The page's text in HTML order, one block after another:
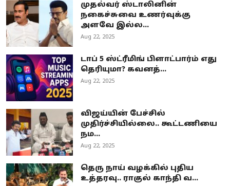
முதல்வர் ஸ்டாலினின்
நகைச்சுவை உணர்வுக்கு
அளவே இல்ல...
Aug 22, 2025
டாப் 5 ஸ்ட்ரீமிங் பிளாட்பார்ம் எது
தெரியுமா? கவனத்...
Aug 22, 2025
விஜய்யின் பேச்சில்
முதிர்ச்சியில்லை.. கூட்டணியை
நம...
Aug 22, 2025
தெரு நாய் வழக்கில் புதிய
உத்தரவு.. ராகுல் காந்தி வ...